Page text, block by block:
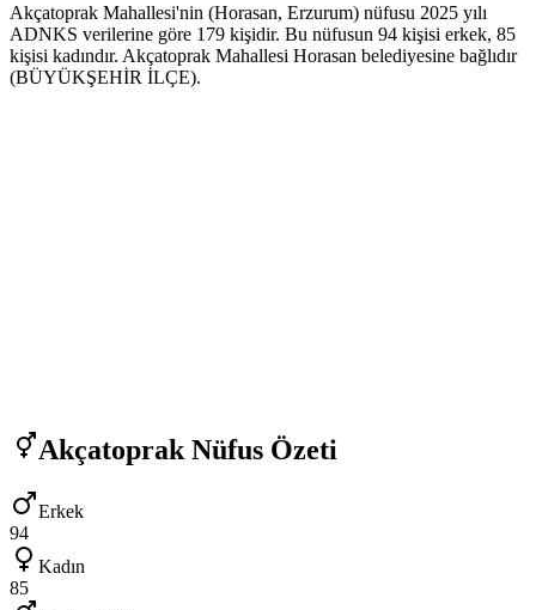
Akçatoprak Mahallesi'nin (Horasan, Erzurum) nüfusu 2025 yılı
ADNKS verilerine göre 179 kişidir. Bu nüfusun 94 kişisi erkek, 85
kişisi kadındır. Akçatoprak Mahallesi Horasan belediyesine bağlıdır
(BÜYÜKŞEHİR İLÇE).
Akçatoprak Nüfus Özeti
Erkek
94
Kadın
85